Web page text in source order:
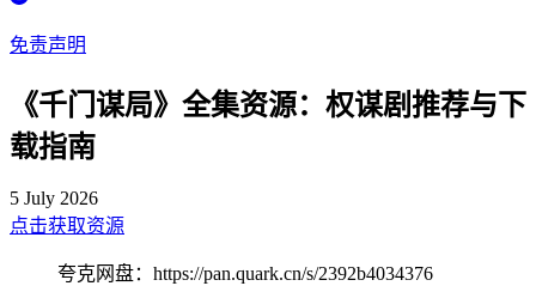
免责声明
《千门谋局》全集资源：权谋剧推荐与下
载指南
5 July 2026
点击获取资源
夸克网盘：https://pan.quark.cn/s/2392b4034376